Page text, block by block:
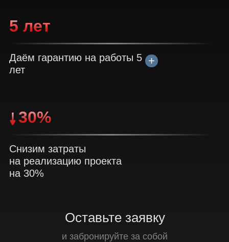
Даём гарантию на работы 5
лет
Снизим затраты
на реализацию проекта
на 30%
5 лет
30%
Оставьте заявку
и забронируйте за собой